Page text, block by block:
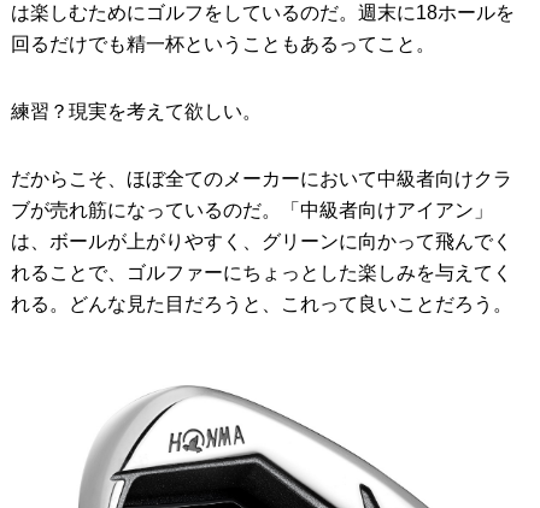
は楽しむためにゴルフをしているのだ。週末に18ホールを
回るだけでも精一杯ということもあるってこと。
練習？現実を考えて欲しい。
だからこそ、ほぼ全てのメーカーにおいて中級者向けクラ
ブが売れ筋になっているのだ。「中級者向けアイアン」
は、ボールが上がりやすく、グリーンに向かって飛んでく
れることで、ゴルファーにちょっとした楽しみを与えてく
れる。どんな見た目だろうと、これって良いことだろう。